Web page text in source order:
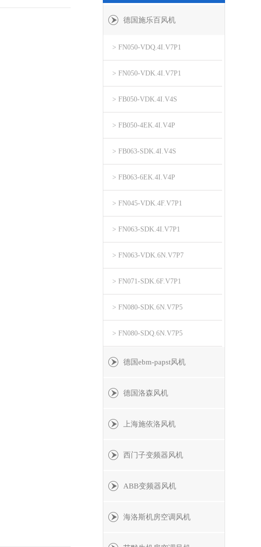
德国施乐百风机
> FN050-VDQ.4I.V7P1
> FN050-VDK.4I.V7P1
> FB050-VDK.4I.V4S
> FB050-4EK.4I.V4P
> FB063-SDK.4I.V4S
> FB063-6EK.4I.V4P
> FN045-VDK.4F.V7P1
> FN063-SDK.4I.V7P1
> FN063-VDK.6N.V7P7
> FN071-SDK.6F.V7P1
> FN080-SDK.6N.V7P5
> FN080-SDQ.6N.V7P5
德国ebm-papst风机
德国洛森风机
上海施依洛风机
西门子变频器风机
ABB变频器风机
海洛斯机房空调风机